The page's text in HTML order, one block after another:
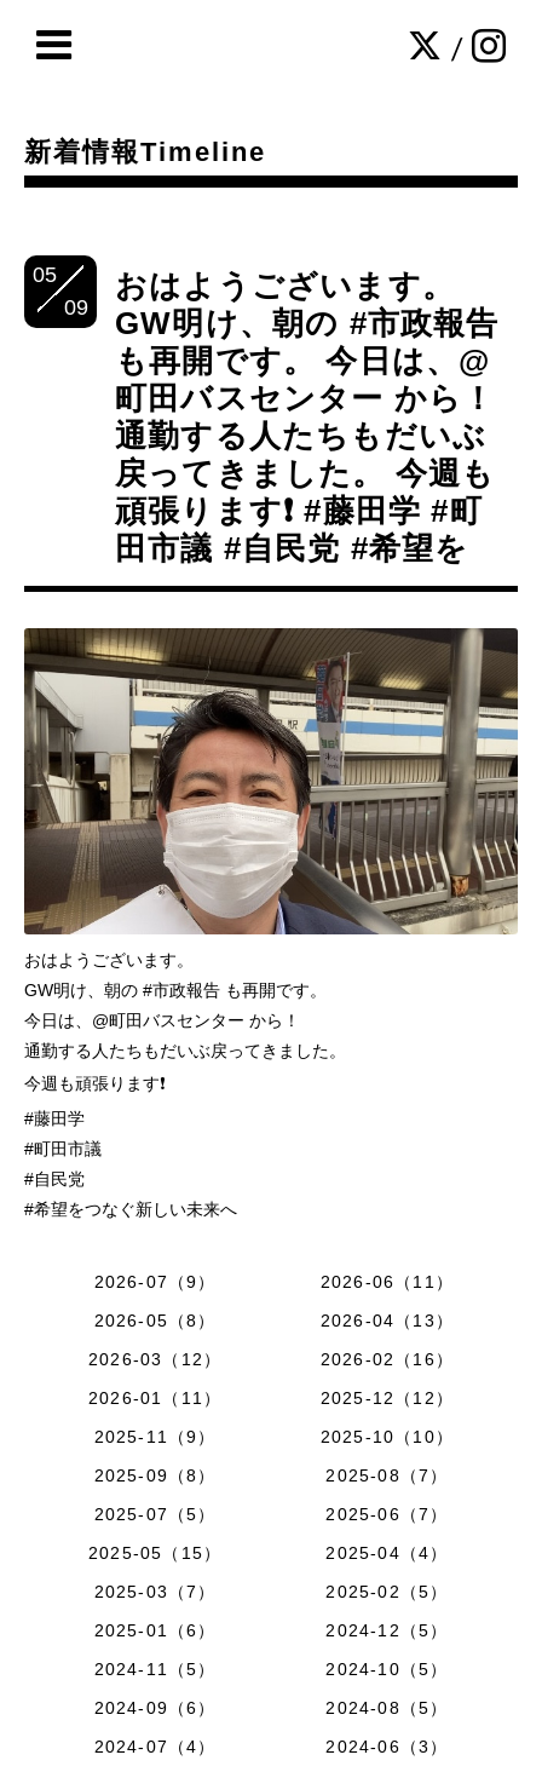
/
新着情報Timeline
05
09
おはようございます。
GW明け、朝の #市政報告
も再開です。 今日は、@
町田バスセンター から！
通勤する人たちもだいぶ
戻ってきました。 今週も
頑張ります❗️ #藤田学 #町
田市議 #自民党 #希望を
おはようございます。
GW明け、朝の #市政報告 も再開です。
今日は、@町田バスセンター から！
通勤する人たちもだいぶ戻ってきました。
今週も頑張ります❗️
#藤田学
#町田市議
#自民党
#希望をつなぐ新しい未来へ
2026-07（9）
2026-06（11）
2026-05（8）
2026-04（13）
2026-03（12）
2026-02（16）
2026-01（11）
2025-12（12）
2025-11（9）
2025-10（10）
2025-09（8）
2025-08（7）
2025-07（5）
2025-06（7）
2025-05（15）
2025-04（4）
2025-03（7）
2025-02（5）
2025-01（6）
2024-12（5）
2024-11（5）
2024-10（5）
2024-09（6）
2024-08（5）
2024-07（4）
2024-06（3）